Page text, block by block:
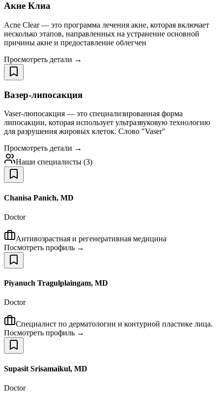
Акне Клиа
Acne Clear — это программа лечения акне, которая включает
несколько этапов, направленных на устранение основной
причины акне и предоставление облегчен
Просмотреть детали →
Вазер-липосакция
Vaser-люпосакция — это специализированная форма
липосакции, которая использует ультразвуковую технологию
для разрушения жировых клеток. Слово "Vaser"
Просмотреть детали →
Наши специалисты (3)
Chanisa Panich, MD
Doctor
Антивозрастная и регенеративная медицина
Посмотреть профиль →
Piyanuch Tragulplaingam, MD
Doctor
Специалист по дерматологии и контурной пластике лица.
Посмотреть профиль →
Supasit Srisamaikul, MD
Doctor